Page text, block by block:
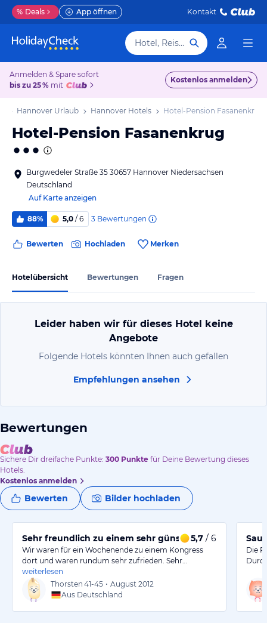
% Deals App öffnen Kontakt
Hotel, Reiseziel
Anmelden & Spare sofort
bis zu 25 % mit
Kostenlos anmelden
Hannover Urlaub Hannover Hotels Hotel-Pension Fasanenkrug
Hotel-Pension Fasanenkrug
Burgwedeler Straße 35 30657 Hannover Niedersachsen
Deutschland
Auf Karte anzeigen
88% 5,0 / 6 3 Bewertungen
Bewerten Hochladen Merken
Hotelübersicht Bewertungen Fragen
Leider haben wir für dieses Hotel keine
Angebote
Folgende Hotels könnten Ihnen auch gefallen
Empfehlungen ansehen
Bewertungen
Sichere Dir dreifache Punkte: 300 Punkte für Deine Bewertung dieses
Hotels.
Kostenlos anmelden
Bewerten Bilder hochladen
Sehr freundlich zu einem sehr günstigen Preis.
5,7 / 6
Wir waren für ein Wochenende zu einem Kongress
dort und waren rundum sehr zufrieden. Sehr…
weiterlesen
Thorsten 41-45 • August 2012
Aus Deutschland
Die